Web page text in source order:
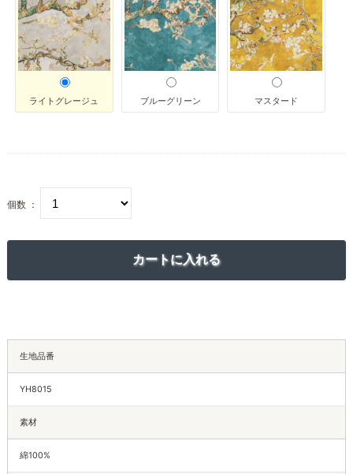
ライトグレージュ ブルーグリーン マスタード
個数 ：
生地品番
YH8015
素材
綿100%